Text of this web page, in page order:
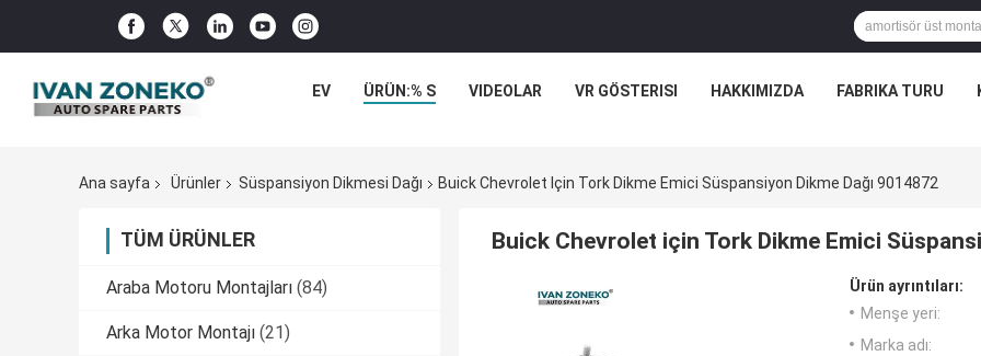
EV ÜRÜN:% S VIDEOLAR VR GÖSTERISI HAKKIMIZDA FABRIKA TURU
Ana sayfa Ürünler Süspansiyon Dikmesi Dağı Buick Chevrolet Için Tork Dikme Emici Süspansiyon Dikme Dağı 9014872
TÜM ÜRÜNLER
Araba Motoru Montajları (84)
Arka Motor Montajı (21)
Buick Chevrolet için Tork Dikme Emici
Ürün ayrıntıları:
Menşe yeri:
Marka adı: